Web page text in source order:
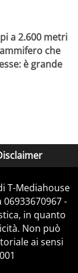
a 2.600 metri
che
è grande
T-Mediahouse
06933670967 -
in quanto
Non può
ai sensi